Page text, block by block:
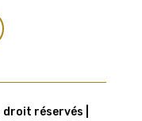
réservés |